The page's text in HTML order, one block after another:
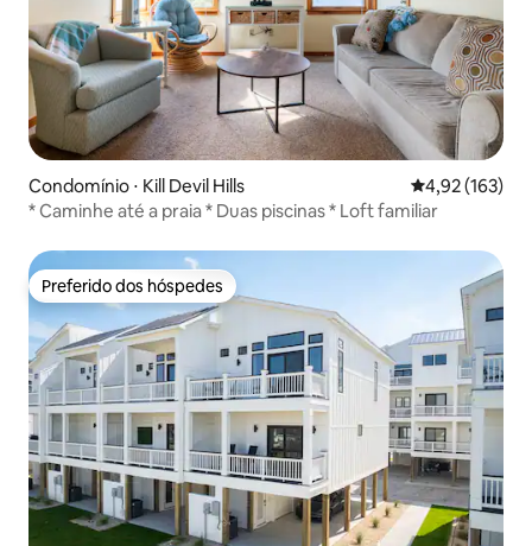
Condomínio ⋅ Kill Devil Hills 4,92 de uma
4,92 (163)
* Caminhe até a praia * Duas piscinas * Loft familiar
Preferido dos hóspedes
Preferido dos hóspedes